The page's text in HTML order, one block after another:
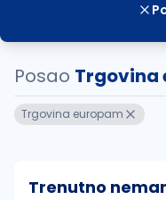
Posao Trgovina
Trgovina europam
Trenutno